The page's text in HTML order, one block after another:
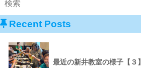
Recent Posts
最近の新井教室の様子【３】